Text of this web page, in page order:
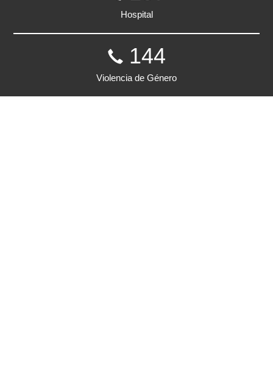
Hospital
144
Violencia de Género